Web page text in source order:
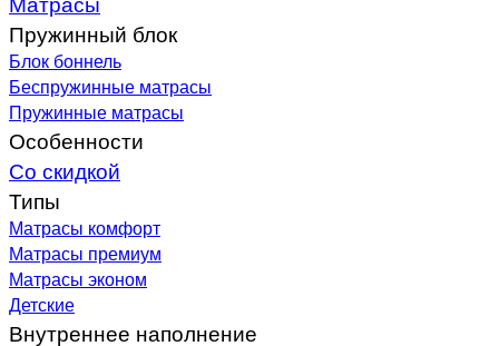
Пружинный блок
Блок боннель
Беспружинные матрасы
Пружинные матрасы
Особенности
Со скидкой
Типы
Матрасы комфорт
Матрасы премиум
Матрасы эконом
Детские
Внутреннее наполнение